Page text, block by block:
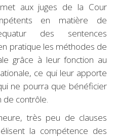
aux juges de la Cour
en matière de
des sentences
pratique les méthodes de
grâce à leur fonction au
ce qui leur apporte
ne pourra que bénéficier
de contrôle.
très peu de clauses
la compétence des